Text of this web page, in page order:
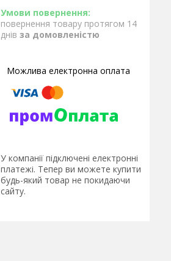
повернення товару протягом 14
днів за домовленістю
У компанії підключені електронні
платежі. Тепер ви можете купити
будь-який товар не покидаючи
сайту.